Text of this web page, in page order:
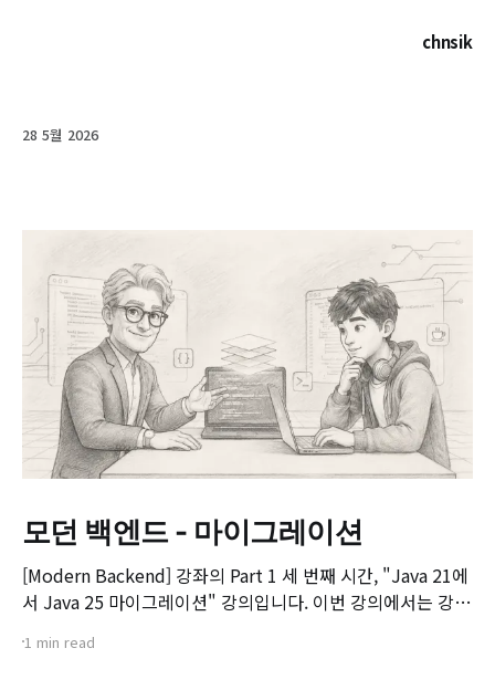
chnsik
28 5월 2026
모던 백엔드 - 마이그레이션
[Modern Backend] 강좌의 Part 1 세 번째 시간, "Java 21에
서 Java 25 마이그레이션" 강의입니다. 이번 강의에서는 강좌
살펴보고, 기존 Java 21 기반 프로젝트를 Java 25 환경으로
1 min read